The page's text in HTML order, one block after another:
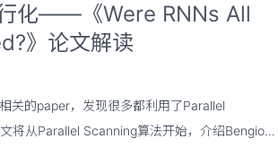
化——《Were RNNs All
》论文解读
关的paper，发现很多都利用了Parallel
将从Parallel Scanning算法开始，介绍Bengio团